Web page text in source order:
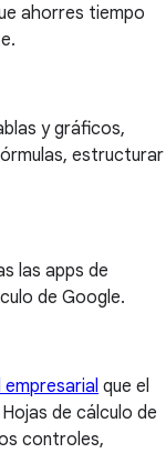
ahorres tiempo
y gráficos,
estructurar
las apps de
de Google.
empresarial que el
de cálculo de
controles,